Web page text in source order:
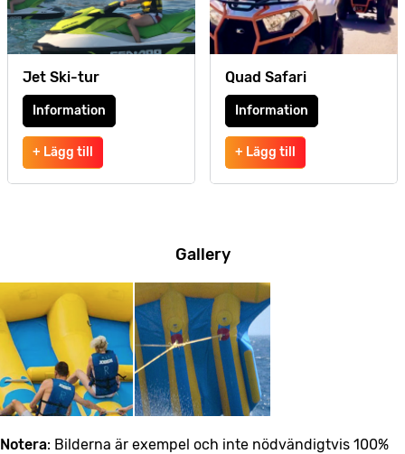
Jet Ski-tur
Information
+ Lägg till
Quad Safari
Information
+ Lägg till
Gallery
Notera: Bilderna är exempel och inte nödvändigtvis 100%